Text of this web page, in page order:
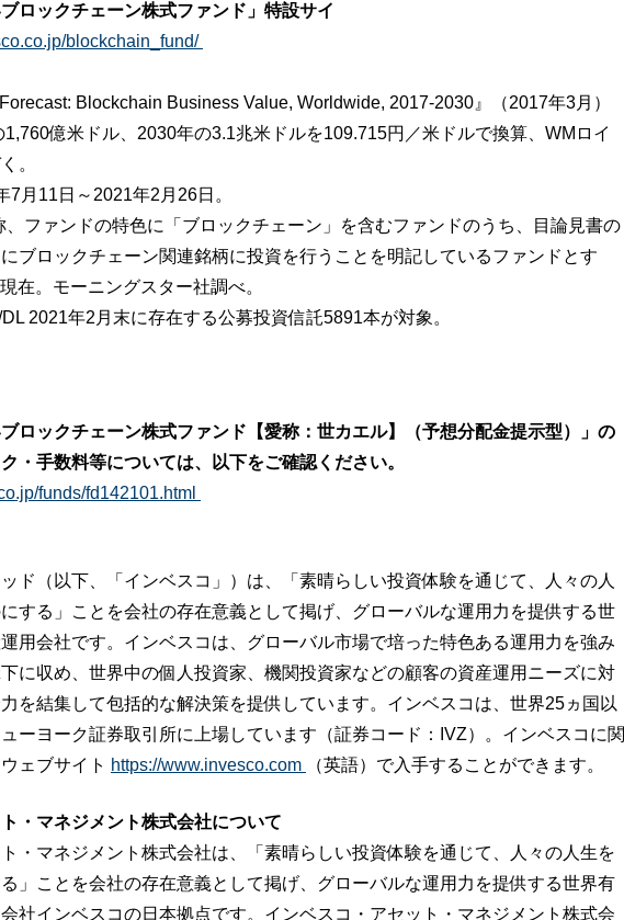
ロックチェーン株式ファンド」特設サイ
blockchain_fund/
Blockchain Business Value, Worldwide, 2017-2030』（2017年3月）
億米ドル、2030年の3.1兆米ドルを109.715円／米ドルで換算、WMロイ
。
7月11日～2021年2月26日。
、ファンドの特色に「ブロックチェーン」を含むファンドのうち、目論見書の
にブロックチェーン関連銘柄に投資を行うことを明記しているファンドとす
在。モーニングスター社調べ。
2021年2月末に存在する公募投資信託5891本が対象。
ロックチェーン株式ファンド【愛称：世カエル】（予想分配金提示型）」の
・手数料等については、以下をご確認ください。
funds/fd142101.html
ド（以下、「インベスコ」）は、「素晴らしい投資体験を通じて、人々の人
する」ことを会社の存在意義として掲げ、グローバルな運用力を提供する世
用会社です。インベスコは、グローバル市場で培った特色ある運用力を強み
に収め、世界中の個人投資家、機関投資家などの顧客の資産運用ニーズに対
を結集して包括的な解決策を提供しています。インベスコは、世界25ヵ国以
ューヨーク証券取引所に上場しています（証券コード：IVZ）。インベスコに関
ェブサイト https://www.invesco.com （英語）で入手することができます。
・マネジメント株式会社について
・マネジメント株式会社は、「素晴らしい投資体験を通じて、人々の人生を
」ことを会社の存在意義として掲げ、グローバルな運用力を提供する世界有
社インベスコの日本拠点です。インベスコ・アセット・マネジメント株式会